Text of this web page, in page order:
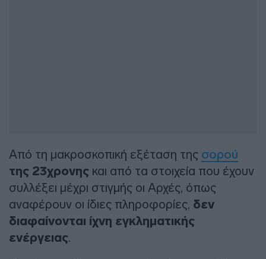
Από τη μακροσκοπική εξέταση της σορού
της 23χρονης και από τα στοιχεία που έχουν
συλλέξει μέχρι στιγμής οι Αρχές, όπως
αναφέρουν οι ίδιες πληροφορίες, δεν
διαφαίνονται ίχνη εγκληματικής
ενέργειας.